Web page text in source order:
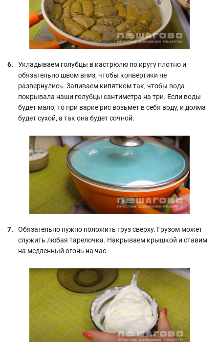
Укладываем голубцы в кастрюлю по кругу плотно и
обязательно швом вниз, чтобы конвертики не
развернулись. Заливаем кипятком так, чтобы вода
покрывала наши голубцы сантиметра на три. Если воды
будет мало, то при варке рис возьмет в себя воду, и долма
будет сухой, а так она будет сочной.
Обязательно нужно положить груз сверху. Грузом может
служить любая тарелочка. Накрываем крышкой и ставим
на медленный огонь на час.